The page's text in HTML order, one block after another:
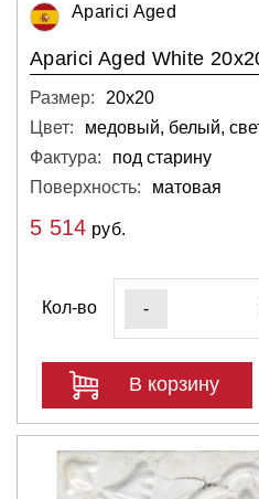
Aparici Aged
Aparici Aged White
Размер:
20х20
Цвет:
медовый, белый,
Фактура:
под старину
Поверхность:
матовая
5 514 руб.
Кол-во -
В корзину